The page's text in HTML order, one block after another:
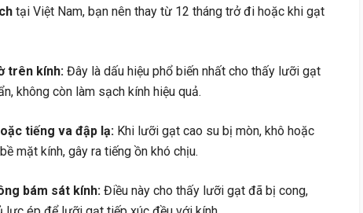
tại Việt Nam, bạn nên thay từ 12 tháng trở đi hoặc khi gạt
trên kính: Đây là dấu hiệu phổ biến nhất cho thấy lưỡi gạt
không còn làm sạch kính hiệu quả.
tiếng va đập lạ: Khi lưỡi gạt cao su bị mòn, khô hoặc
mặt kính, gây ra tiếng ồn khó chịu.
bám sát kính: Điều này cho thấy lưỡi gạt đã bị cong,